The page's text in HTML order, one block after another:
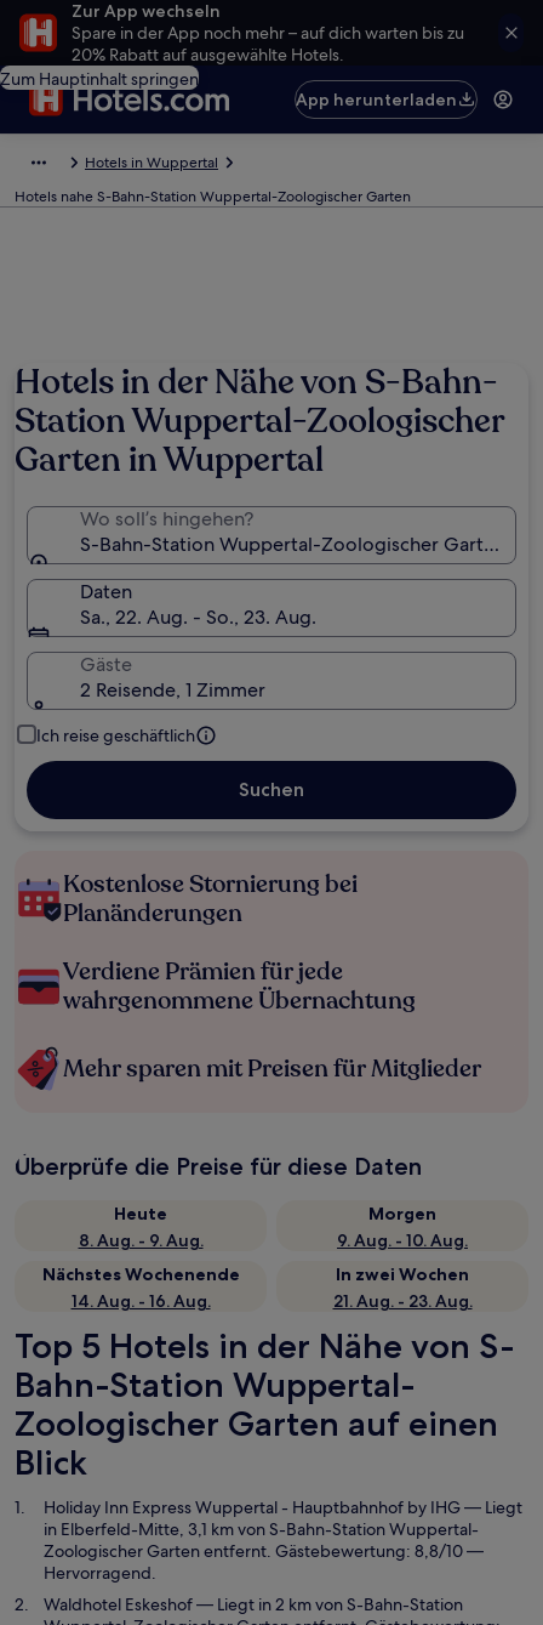
Zur App wechseln
Spare in der App noch mehr – auf dich warten bis zu
20% Rabatt auf ausgewählte Hotels.
Zum Hauptinhalt springen
App herunterladen
Hotels in Wuppertal
Hotels nahe S-Bahn-Station Wuppertal-Zoologischer Garten
Hotels in der Nähe von S-Bahn-
Station Wuppertal-Zoologischer
Garten in Wuppertal
Wo soll’s hingehen?
S-Bahn-Station Wuppertal-Zoologischer Garten,
Daten
Sa., 22. Aug. - So., 23. Aug.
Gäste
2 Reisende, 1 Zimmer
Ich reise geschäftlich
Suchen
Kostenlose Stornierung bei
Planänderungen
Verdiene Prämien für jede
wahrgenommene Übernachtung
Mehr sparen mit Preisen für Mitglieder
Überprüfe die Preise für diese Daten
Heute
8. Aug. - 9. Aug.
Morgen
9. Aug. - 10. Aug.
Nächstes Wochenende
14. Aug. - 16. Aug.
In zwei Wochen
21. Aug. - 23. Aug.
Top 5 Hotels in der Nähe von S-
Bahn-Station Wuppertal-
Zoologischer Garten auf einen
Blick
Holiday Inn Express Wuppertal - Hauptbahnhof by IHG— Liegt
in Elberfeld-Mitte, 3,1 km von S-Bahn-Station Wuppertal-
Zoologischer Garten entfernt. Gästebewertung: 8,8/10 —
Hervorragend.
Waldhotel Eskeshof— Liegt in 2 km von S-Bahn-Station